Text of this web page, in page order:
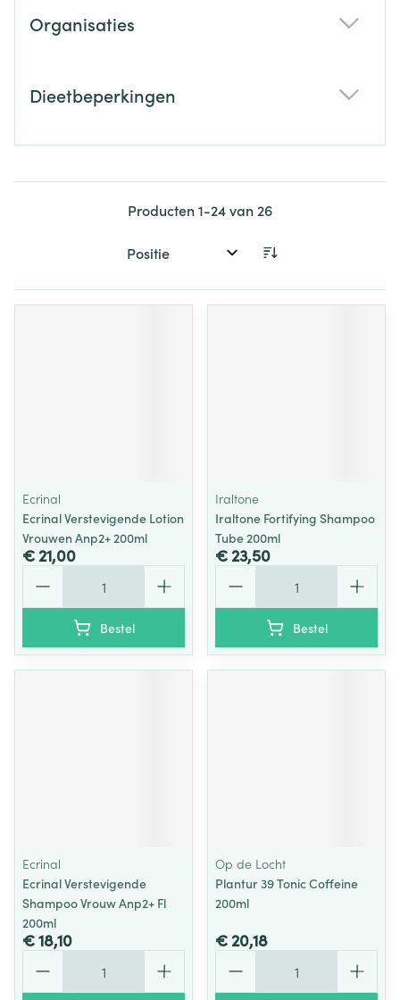
Organisaties
Dieetbeperkingen
Producten1-24van 26
Sorteer op:
Ecrinal
Ecrinal Verstevigende Lotion
Vrouwen Anp2+ 200ml
€ 21,00
Bestel
Iraltone
Iraltone Fortifying Shampoo
Tube 200ml
€ 23,50
Bestel
Ecrinal
Ecrinal Verstevigende
Shampoo Vrouw Anp2+ Fl
200ml
€ 18,10
Op de Locht
Plantur 39 Tonic Coffeine
200ml
€ 20,18